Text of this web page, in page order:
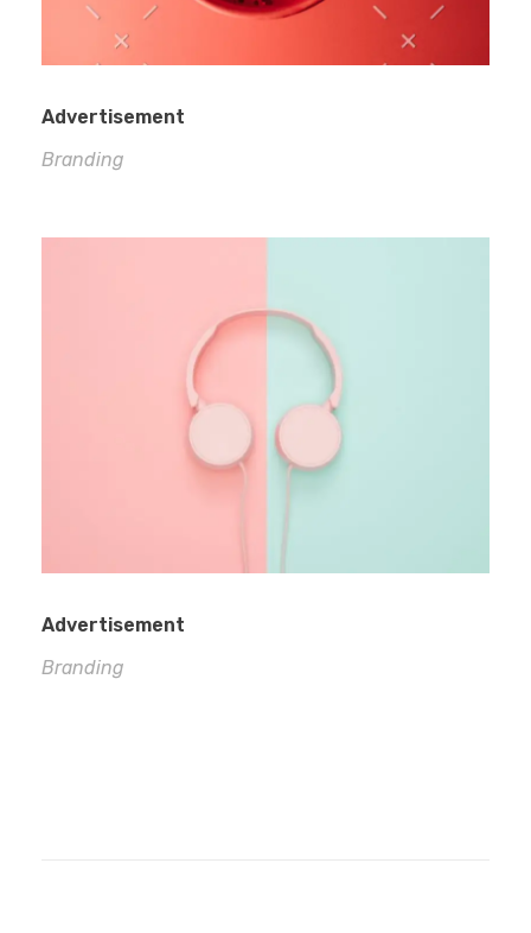
Advertisement
Branding
Advertisement
Branding